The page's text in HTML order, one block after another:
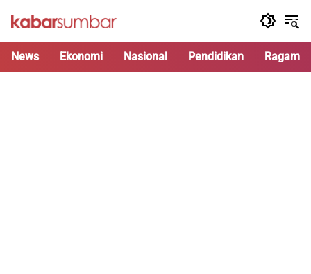
News Ekonomi Nasional Pendidikan Ragam